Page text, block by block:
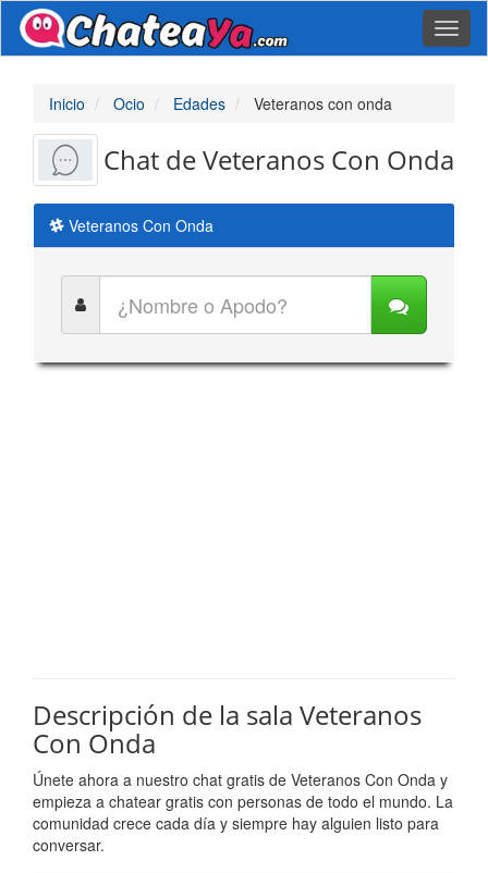
Inicio Ocio Edades Veteranos con onda
Chat de Veteranos Con Onda
Veteranos Con Onda
Descripción de la sala Veteranos
Con Onda
Únete ahora a nuestro chat gratis de Veteranos Con Onda y
empieza a chatear gratis con personas de todo el mundo. La
comunidad crece cada día y siempre hay alguien listo para
conversar.